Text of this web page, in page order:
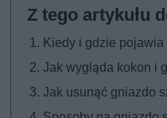
Kiedy i gdzie
Jak wygląda kokon i
Jak usunąć gniazdo